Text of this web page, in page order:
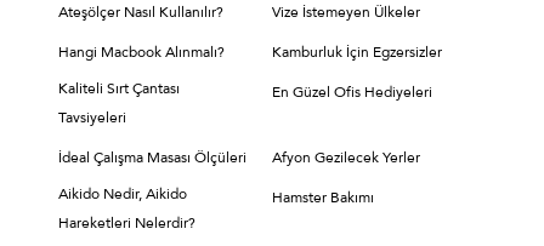
Ateşölçer Nasıl Kullanılır? Vize İstemeyen Ülkeler
Hangi Macbook Alınmalı?
Kamburluk İçin Egzersizler
Kaliteli Sırt Çantası
Tavsiyeleri
En Güzel Ofis Hediyeleri
İdeal Çalışma Masası Ölçüleri
Afyon Gezilecek Yerler
Aikido Nedir, Aikido
Hareketleri Nelerdir?
Hamster Bakımı